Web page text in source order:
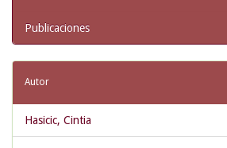
Publicaciones
Autor
Hasicic, Cintia